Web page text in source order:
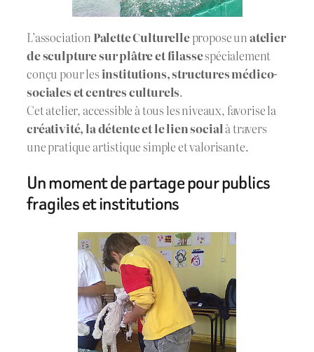
L’association Palette Culturellepropose un atelier
de sculpture sur plâtre et filassespécialement
conçu pour lesinstitutions, structures médico-
sociales et centres culturels.
Cet atelier, accessible à tous les niveaux, favorise la
créativité, la détente et le lien social à travers
une pratique artistique simple et valorisante.
Un moment de partage pour publics
fragiles et institutions